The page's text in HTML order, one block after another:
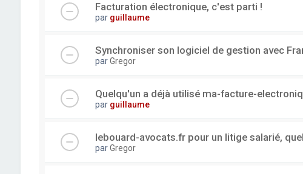
Facturation électronique, c'est parti !
par guillaume
Synchroniser son logiciel de gestion avec
parGregor
Quelqu'un a déjà utilisé ma-facture-
par guillaume
lebouard-avocats.fr pour un litige salarié,
parGregor